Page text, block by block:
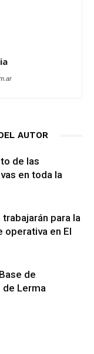
AUTOR
de las
en toda la
para la
operativa en El
de
de Lerma